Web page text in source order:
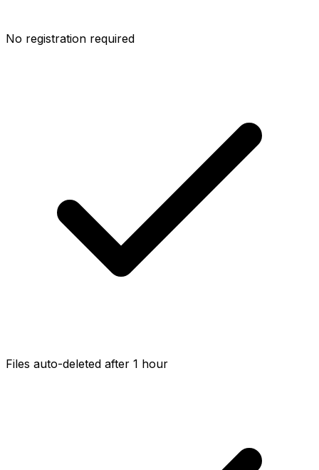
No registration required
Files auto-deleted after 1 hour